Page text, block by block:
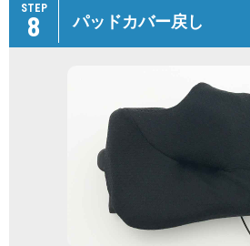
STEP
8 パッドカバー戻し